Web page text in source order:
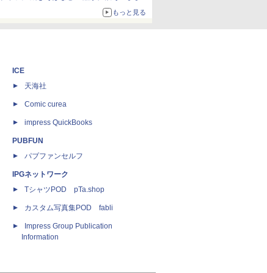
もっと見る
ICE
天海社
Comic curea
impress QuickBooks
PUBFUN
パブファンセルフ
IPGネットワーク
TシャツPOD pTa.shop
カスタム写真集POD fabli
Impress Group Publication
Information